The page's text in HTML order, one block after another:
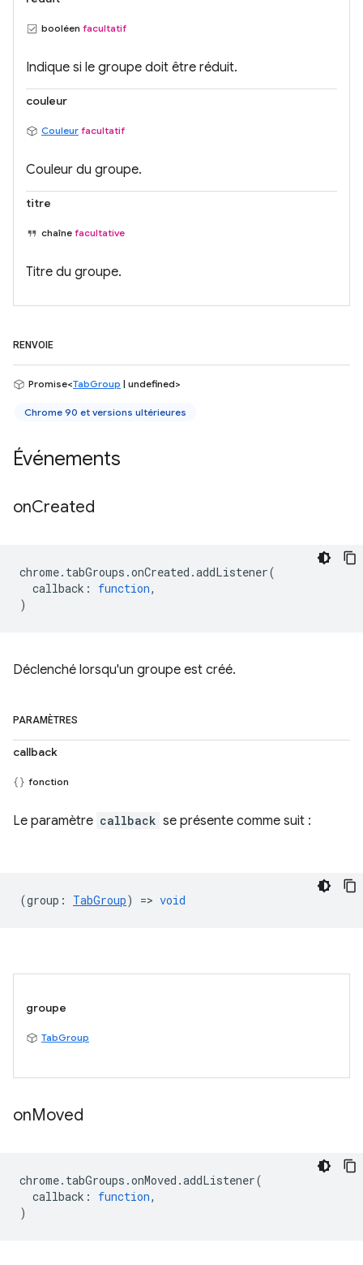
booléen facultatif
Indique si le groupe doit être réduit.
couleur
Couleur facultatif
Couleur du groupe.
titre
chaîne facultative
Titre du groupe.
RENVOIE
Promise<TabGroup | undefined>
Chrome 90 et versions ultérieures
Événements
onCreated
chrome. tabGroups .onCreated .addListener(
callback : function,
)
Déclenché lorsqu'un groupe est créé.
PARAMÈTRES
callback
fonction
Le paramètre callback se présente comme suit :
(group : TabGroup) => void
groupe
TabGroup
onMoved
chrome. tabGroups .onMoved .addListener(
callback : function,
)